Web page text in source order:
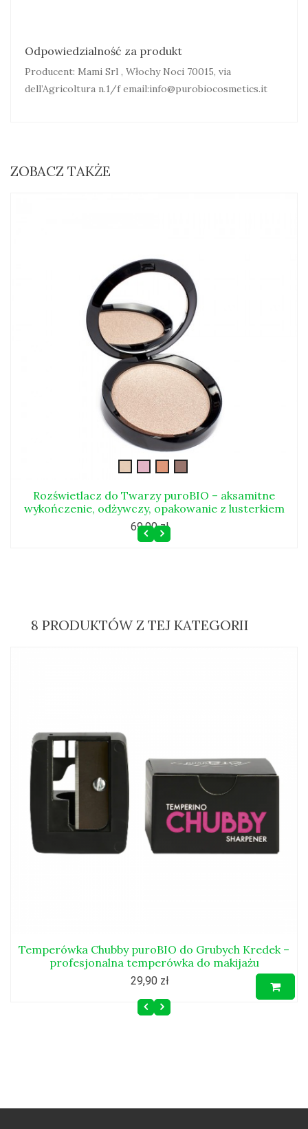
Odpowiedzialność za produkt
Producent: Mami Srl , Włochy Noci 70015, via
dell’Agricoltura n.1/f email:info@purobiocosmetics.it
ZOBACZ TAKŻE
Rozświetlacz do Twarzy puroBIO – aksamitne
wykończenie, odżywczy, opakowanie z lusterkiem
69,90 zł
8 PRODUKTÓW Z TEJ KATEGORII
Temperówka Chubby puroBIO do Grubych Kredek –
profesjonalna temperówka do makijażu
29,90 zł